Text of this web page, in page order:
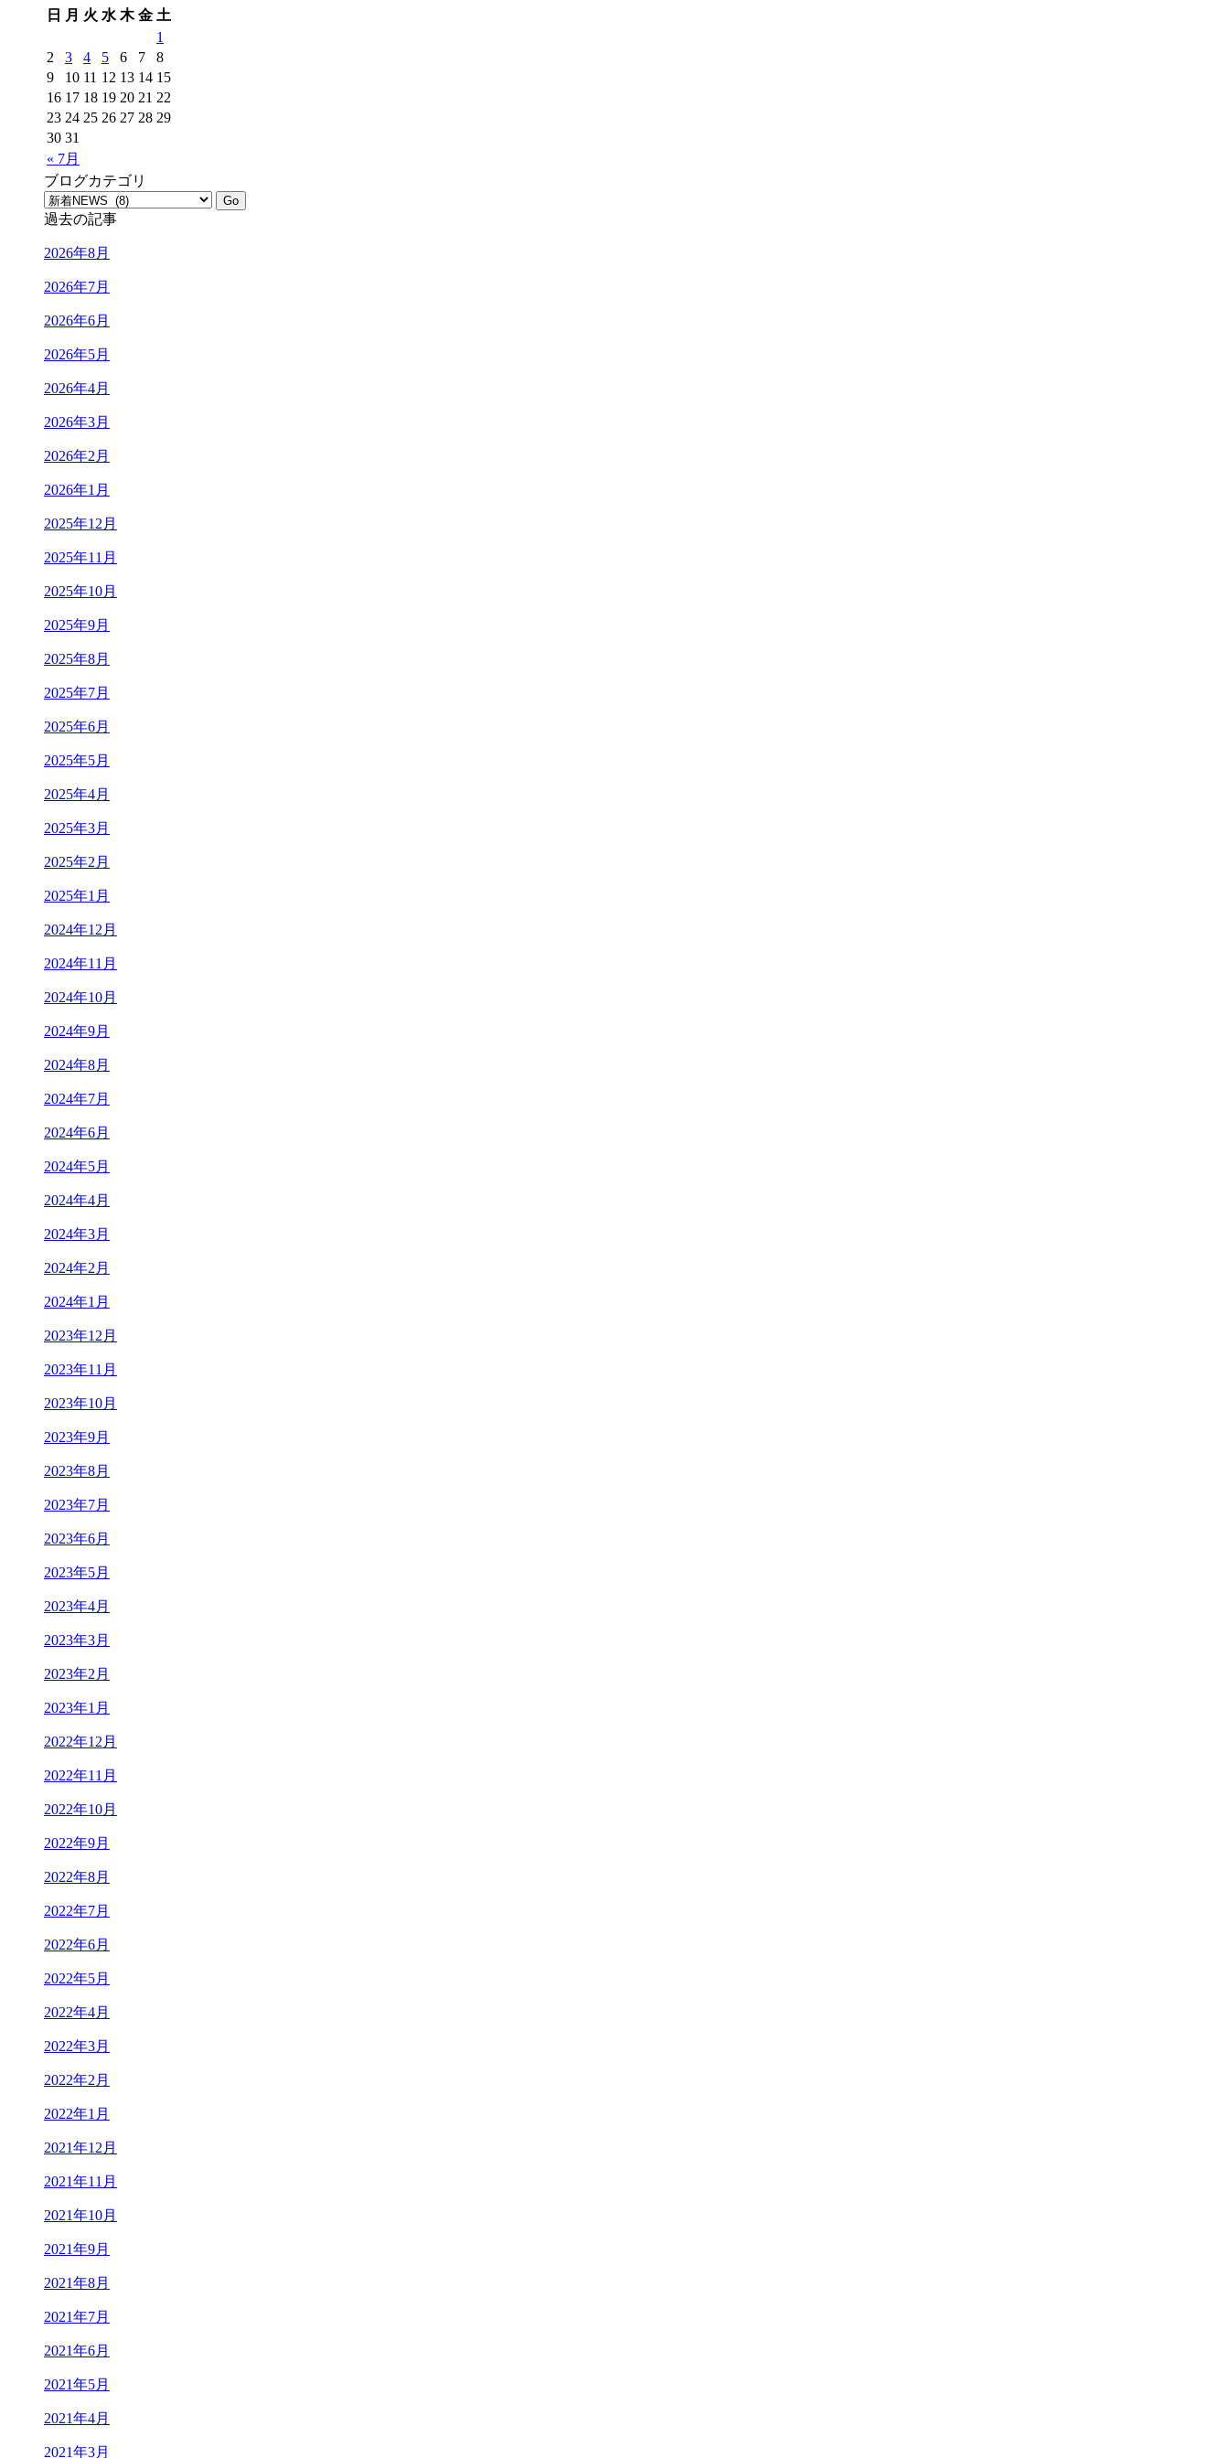
日
月 火 水 木 金 土
« 7月
1
2
3 4 5 6 7
8
9
10 11 12 13 14 15
16 17 18 19 20 21 22
23 24 25 26 27 28 29
30 31
ブログカテゴリ
過去の記事
2026年8月
2026年7月
2026年6月
2026年5月
2026年4月
2026年3月
2026年2月
2026年1月
2025年12月
2025年11月
2025年10月
2025年9月
2025年8月
2025年7月
2025年6月
2025年5月
2025年4月
2025年3月
2025年2月
2025年1月
2024年12月
2024年11月
2024年10月
2024年9月
2024年8月
2024年7月
2024年6月
2024年5月
2024年4月
2024年3月
2024年2月
2024年1月
2023年12月
2023年11月
2023年10月
2023年9月
2023年8月
2023年7月
2023年6月
2023年5月
2023年4月
2023年3月
2023年2月
2023年1月
2022年12月
2022年11月
2022年10月
2022年9月
2022年8月
2022年7月
2022年6月
2022年5月
2022年4月
2022年3月
2022年2月
2022年1月
2021年12月
2021年11月
2021年10月
2021年9月
2021年8月
2021年7月
2021年6月
2021年5月
2021年4月
2021年3月